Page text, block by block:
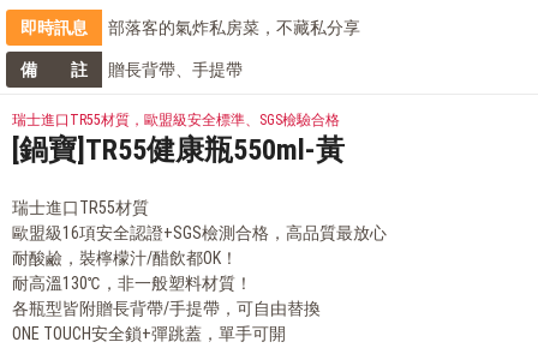
即時訊息
部落客的氣炸私房菜，不藏私分享
部落客的星級料理，就靠這台IH電子鍋
備 註 贈長背帶、手提帶
瑞士進口TR55材質，歐盟級安全標準、SGS檢驗合格
[鍋寶]TR55健康瓶550ml-黃
瑞士進口TR55材質
歐盟級16項安全認證+SGS檢測合格，高品質最放心
耐酸鹼，裝檸檬汁/醋飲都OK！
耐高溫130℃，非一般塑料材質！
各瓶型皆附贈長背帶/手提帶，可自由替換
ONE TOUCH安全鎖+彈跳蓋，單手可開